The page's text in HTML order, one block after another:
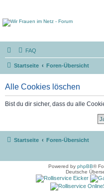
FAQ
Startseite Foren-Übersicht
Alle Cookies löschen
Bist du dir sicher, dass du alle
Startseite Foren-Übersicht
Powered by phpBB®
Deutsche